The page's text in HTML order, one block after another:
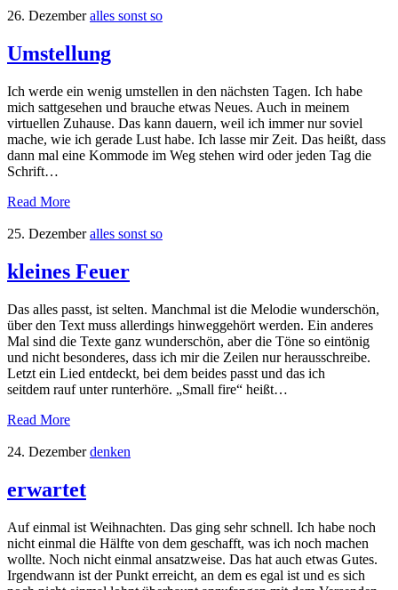
26. Dezember alles sonst so
Umstellung
Ich werde ein wenig umstellen in den nächsten Tagen. Ich habe
mich sattgesehen und brauche etwas Neues. Auch in meinem
virtuellen Zuhause. Das kann dauern, weil ich immer nur soviel
mache, wie ich gerade Lust habe. Ich lasse mir Zeit. Das heißt, dass
dann mal eine Kommode im Weg stehen wird oder jeden Tag die
Schrift…
Read More
25. Dezember alles sonst so
kleines Feuer
Das alles passt, ist selten. Manchmal ist die Melodie wunderschön,
über den Text muss allerdings hinweggehört werden. Ein anderes
Mal sind die Texte ganz wunderschön, aber die Töne so eintönig
und nicht besonderes, dass ich mir die Zeilen nur herausschreibe.
Letzt ein Lied entdeckt, bei dem beides passt und das ich
seitdem rauf unter runterhöre. „Small fire“ heißt…
Read More
24. Dezember denken
erwartet
Auf einmal ist Weihnachten. Das ging sehr schnell. Ich habe noch
nicht einmal die Hälfte von dem geschafft, was ich noch machen
wollte. Noch nicht einmal ansatzweise. Das hat auch etwas Gutes.
Irgendwann ist der Punkt erreicht, an dem es egal ist und es sich